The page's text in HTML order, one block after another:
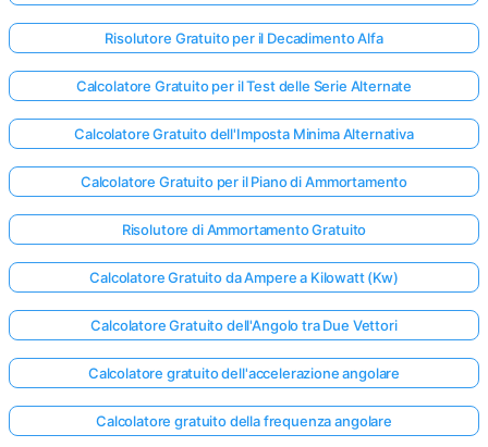
Risolutore Gratuito per il Decadimento Alfa
Calcolatore Gratuito per il Test delle Serie Alternate
Calcolatore Gratuito dell'Imposta Minima Alternativa
Calcolatore Gratuito per il Piano di Ammortamento
Risolutore di Ammortamento Gratuito
Calcolatore Gratuito da Ampere a Kilowatt (Kw)
Calcolatore Gratuito dell'Angolo tra Due Vettori
Calcolatore gratuito dell'accelerazione angolare
Calcolatore gratuito della frequenza angolare